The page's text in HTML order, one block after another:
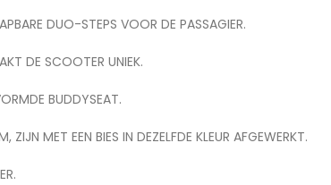
DUO-STEPS VOOR DE PASSAGIER.
DE SCOOTER UNIEK.
BUDDYSEAT.
ZIJN MET EEN BIES IN DEZELFDE KLEUR AFGEWERKT.